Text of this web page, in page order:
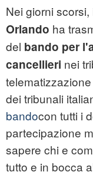
Nei giorni scorsi,
Orlando ha
del bando per
cancellieri nei
dei tribunali
bandocon tutti i
partecipazione
sapere chi e
tutto e in bocca